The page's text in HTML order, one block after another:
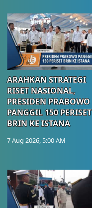
ARAHKAN STRATEGI
RISET NASIONAL,
PRESIDEN PRABOWO
PANGGIL 150 PERISET
BRIN KE ISTANA
7 Aug 2026, 5:00 AM